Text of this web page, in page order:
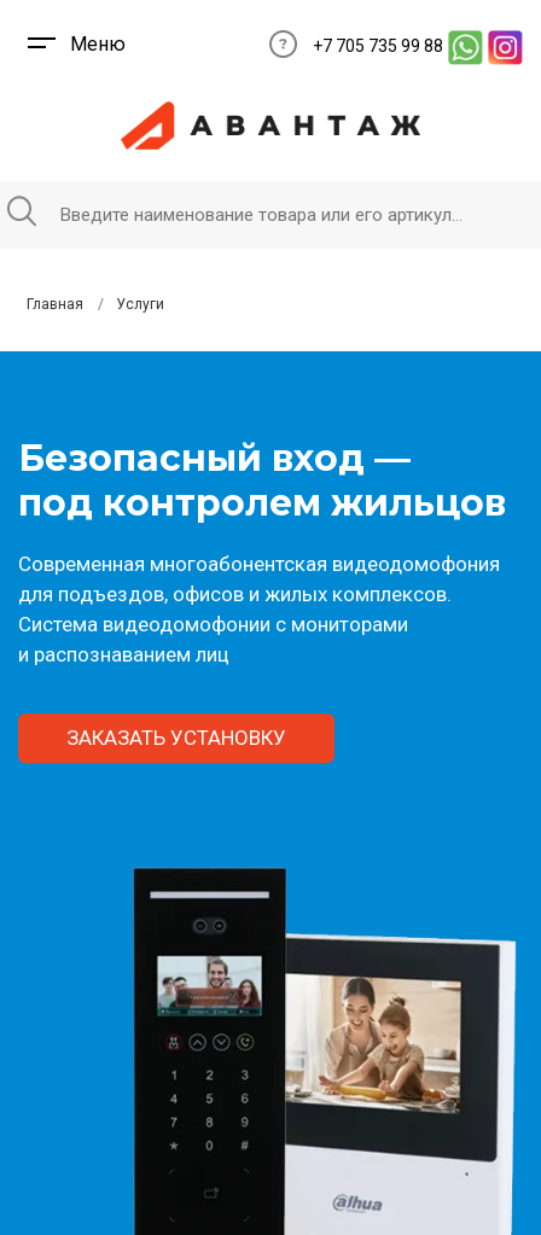
Меню +7 705 735 99 88
Главная Услуги
Безопасный вход —
под контролем жильцов
Современная многоабонентская видеодомофония
для подъездов, офисов и жилых комплексов.
Система видеодомофонии с мониторами
и распознаванием лиц
ЗАКАЗАТЬ УСТАНОВКУ